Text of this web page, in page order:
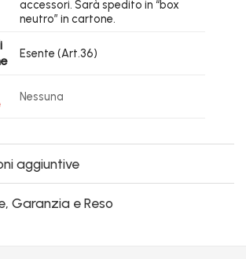
accessori. Sarà spedito in “box
neutro” in cartone.
Esente (Art.36)
Nessuna
aggiuntive
Garanzia e Reso